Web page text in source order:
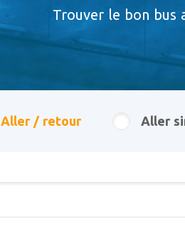
Trouver le bon bus
Aller / retour Aller